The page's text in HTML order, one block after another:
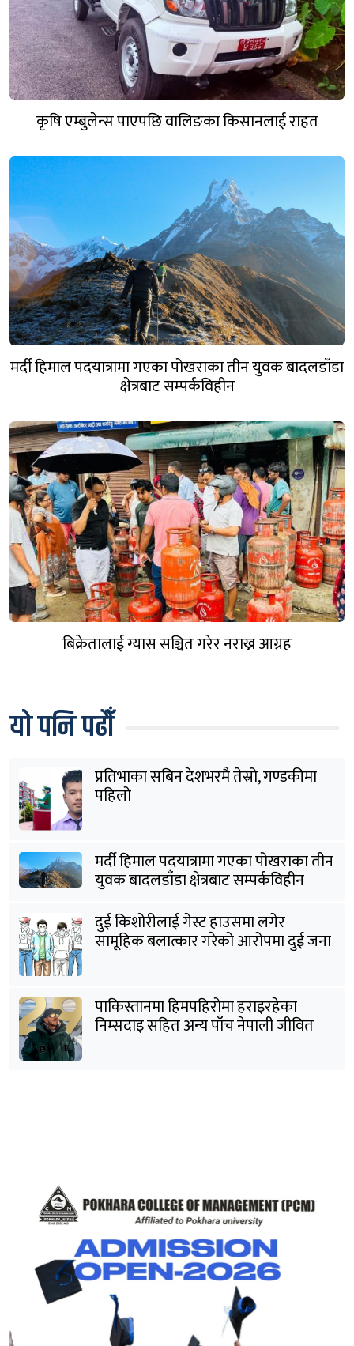
कृषि एम्बुलेन्स पाएपछि वालिङका किसानलाई राहत
मर्दी हिमाल पदयात्रामा गएका पोखराका तीन युवक बादलडाँडा
क्षेत्रबाट सम्पर्कविहीन
बिक्रेतालाई ग्यास सञ्चित गरेर नराख्न आग्रह
यो पनि पढौँ
प्रतिभाका सबिन देशभरमै तेस्रो, गण्डकीमा
पहिलो
मर्दी हिमाल पदयात्रामा गएका पोखराका तीन
युवक बादलडाँडा क्षेत्रबाट सम्पर्कविहीन
दुई किशोरीलाई गेस्ट हाउसमा लगेर
सामूहिक बलात्कार गरेको आरोपमा दुई जना
पाकिस्तानमा हिमपहिरोमा हराइरहेका
निम्सदाइ सहित अन्य पाँच नेपाली जीवित